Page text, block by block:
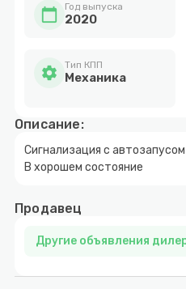
calendar_today Год выпуска
2020
settings Тип КПП
Механика
Описание:
Сигнализация с автозапусом
В хорошем состояние
Продавец
Другие объявления